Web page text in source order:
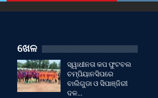
ଖେଳ
ସ୍ୱାଧୀନତା କପ ଫୁଟବଲ
ଚମ୍ପିୟାନସିପରେ
ବାଲିଗୁଡା ଓ ସିପାଞ୍ଜିରୀ
ଦଳ…